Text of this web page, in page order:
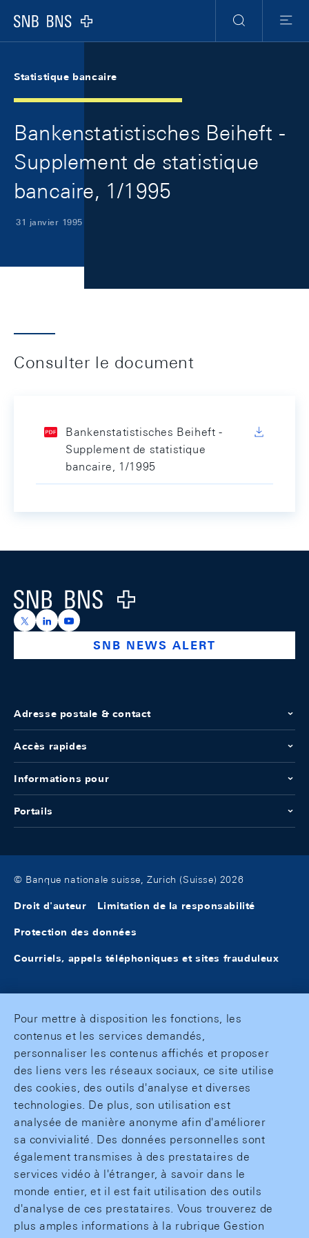
Logo
RechercheMenu
Statistique bancaire
Bankenstatistisches Beiheft -
Supplement de statistique
bancaire, 1/1995
31 janvier 1995
Consulter le document
Bankenstatistisches Beiheft -
Supplement de statistique
bancaire, 1/1995
Logo
https://x.com/snb_bns
https://ch.linkedin.com/company/swiss-national-
https://www.youtube.com/@swissnationalbank
SNB NEWS ALERT
Adresse postale & contact
Accès rapides
Informations pour
Portails
© Banque nationale suisse, Zurich (Suisse) 2026
Droit d'auteur Limitation de la responsabilité
Protection des données
Courriels, appels téléphoniques et sites frauduleux
Pour mettre à disposition les fonctions, les
contenus et les services demandés,
personnaliser les contenus affichés et proposer
des liens vers les réseaux sociaux, ce site utilise
des cookies, des outils d'analyse et diverses
technologies. De plus, son utilisation est
analysée de manière anonyme afin d'améliorer
sa convivialité. Des données personnelles sont
également transmises à des prestataires de
services vidéo à l'étranger, à savoir dans le
monde entier, et il est fait utilisation des outils
d'analyse de ces prestataires. Vous trouverez de
plus amples informations à la rubrique Gestion